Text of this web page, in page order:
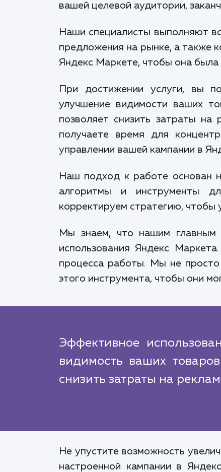
вашей целевой аудитории,
Наши специалисты выполняют
предложения на рынке, а также
Яндекс Маркете, чтобы она
При достижении услуги, вы
улучшение видимости ваших
позволяет снизить затраты
получаете время для
управлении вашей кампании в
Наш подход к работе основан
алгоритмы и инструменты
корректируем стратегию, чтобы
Мы знаем, что нашим главным
использования Яндекс
процесса работы. Мы не
этого инструмента, чтобы они
Эффективное
видимость ваших
снизить затраты на
Не упустите возможность
настроенной кампании в